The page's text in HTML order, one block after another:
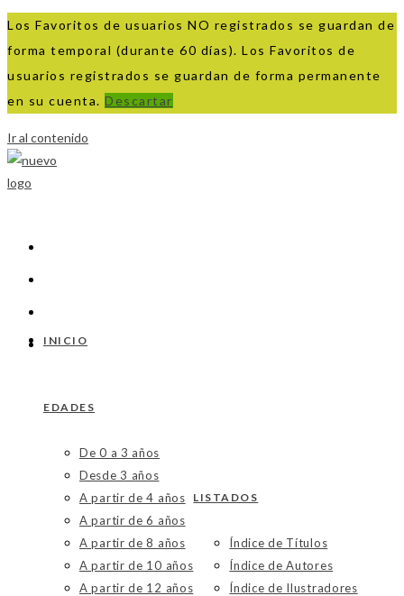
Los Favoritos de usuarios NO registrados se guardan de
forma temporal (durante 60 días). Los Favoritos de
usuarios registrados se guardan de forma permanente
en su cuenta. Descartar
Ir al contenido
INICIO
EDADES
De 0 a 3 años
Desde 3 años
A partir de 4 años
A partir de 6 años
A partir de 8 años
A partir de 10 años
A partir de 12 años
LISTADOS
Índice de Títulos
Índice de Autores
Índice de Ilustradores